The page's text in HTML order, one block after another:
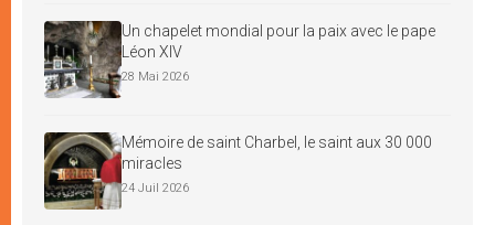
Un chapelet mondial pour la paix avec le pape
Léon XIV
28 Mai 2026
Mémoire de saint Charbel, le saint aux 30 000
miracles
24 Juil 2026